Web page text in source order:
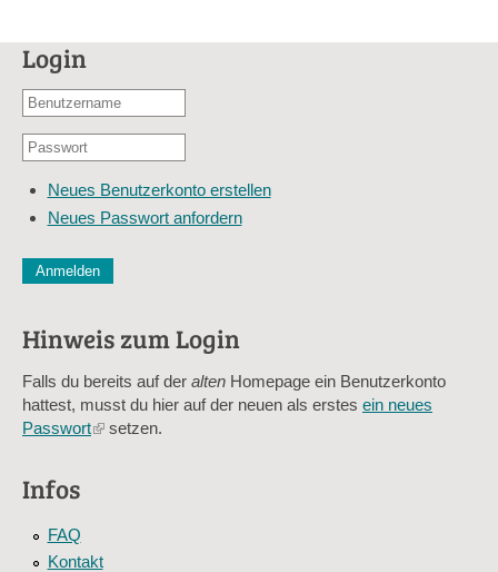
Login
Benutzername
E-
Adresse
Passwort
Neues Benutzerkonto erstellen
Neues Passwort anfordern
Diese Sicherheitsfrage überprüft, ob Sie ein menschlicher
Sag mir nicht, wie viele Sternlein stehen
Hinweis zum Login
Falls du bereits auf der alten Homepage ein Benutzerkonto
hattest, musst du hier auf der neuen als erstes ein neues
Passwort(linksetzen.
Infos
FAQ
Kontakt